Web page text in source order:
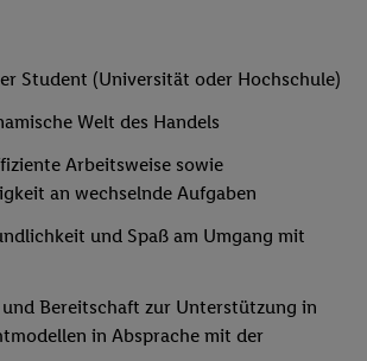
Student (Universität oder Hochschule)
Welt des Handels
Arbeitsweise sowie
an wechselnde Aufgaben
und Spaß am Umgang mit
Bereitschaft zur Unterstützung in
in Absprache mit der